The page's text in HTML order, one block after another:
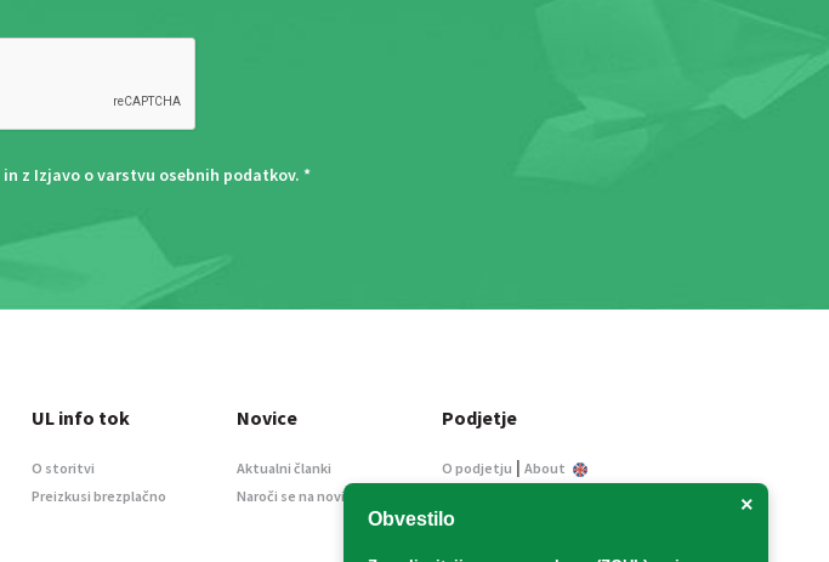
in z Izjavo o varstvu osebnih podatkov. *
×
Obvestilo
UL info tok
O storitvi
Preizkusi brezplačno
Novice
Aktualni članki
Naroči se na novice
Podjetje
O podjetju | About
Informacije javnega